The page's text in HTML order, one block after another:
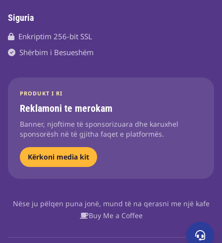
Siguria
Enkriptim 256-bit SSL
Shërbim i Besueshëm
PRODUKT I RI
Reklamoni te merokam
Banner, njoftime të sponsorizuara dhe karuxhel
sponsorësh në të gjitha faqet e platformës.
Kërkoni media kit
Nëse ju pëlqen puna jonë, mund të na qerasni me një kafe
Buy Me a Coffee